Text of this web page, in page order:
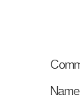
Name